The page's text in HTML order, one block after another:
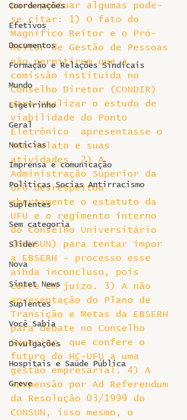
Coordenações
Efetivos
Documentos
Formação e Relações Sindicais
Mundo
Ligeirinho
Geral
Notícias
Imprensa e comunicação
Politicas Socias Antirracismo
Suplentes
Sem categoria
Slider
Nova
Sintet News
Suplentes
Você Sabia
Divulgações
Hospitais e Saúde Pública
Greve
para pontuar algumas pode-
se citar: 1) O fato do
Magnífico Reitor e o Pró-
Reitor de Gestão de Pessoas
não permitirem que a
comissão instituída no
Conselho Diretor (CONDIR)
para realizar o estudo de
viabilidade do Ponto
Eletrônico  apresentasse o
seu relato e suas
atividades. 2) A
Administração Superior da
UFU desrespeitou
abertamente o estatuto da
UFU e o regimento interno
do Conselho Universitário
(CONSUN) para tentar impor
a EBSERH – processo esse
ainda inconcluso, pois
corre em juízo. 3) A não
apresentação do Plano de
Transição e Metas da EBSERH
para debate no Conselho
Superior, que confere o
futuro do HC-UFU a uma
gestão empresarial. 4) A
suspensão por Ad Referendum
da Resolução 03/1999 do
CONSUN, isso mesmo, o